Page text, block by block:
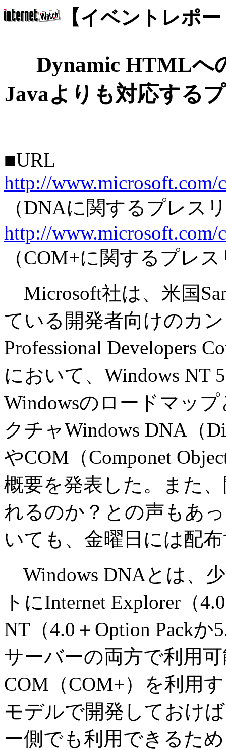
【イベントレポ
Dynamic HTMLへ
Javaよりも対応する
■URL
http://www.microsoft.com/
（DNAに関するプレス
http://www.microsoft.com/
（COM+に関するプレ
Microsoft社は、米国
ている開発者向けのカ
Professional Developers
において、Windows NT
Windowsのロードマッ
クチャWindows DNA（
やCOM（Componet
概要を発表した。また
れるのか？との声もあ
いても、金曜日には配
Windows DNAとは、
トにInternet Explorer（
NT（4.0＋Option Pack
サーバーの両方で利用
COM（COM+）を利用
モデルで開発しておけ
ー側でも利用できるた